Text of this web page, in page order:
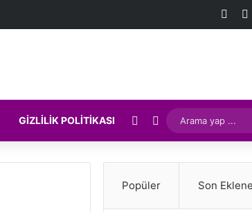
GIZLILIK POLITIKASI Rastgele Makale
Kenar Bölmesi
Popüler Son